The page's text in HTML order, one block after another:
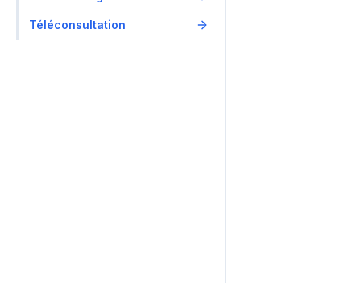
Téléconsultation